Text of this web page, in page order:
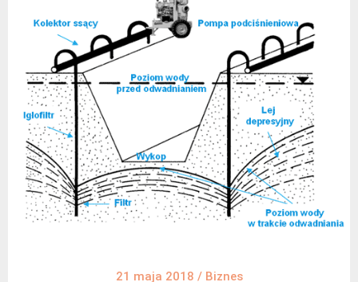
21 maja 2018 / Biznes